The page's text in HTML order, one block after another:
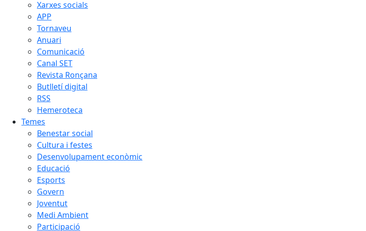
Xarxes socials
APP
Tornaveu
Anuari
Comunicació
Canal SET
Revista Ronçana
Butlletí digital
RSS
Hemeroteca
Temes
Benestar social
Cultura i festes
Desenvolupament econòmic
Educació
Esports
Govern
Joventut
Medi Ambient
Participació